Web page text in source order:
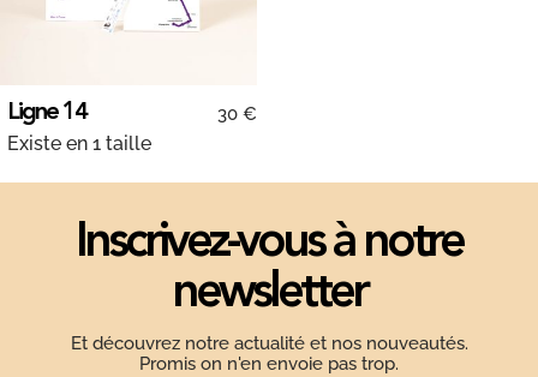
Ligne 14 30 €
Existe en 1 taille
Inscrivez-vous à notre
newsletter
Et découvrez notre actualité et nos nouveautés.
Promis on n'en envoie pas trop.